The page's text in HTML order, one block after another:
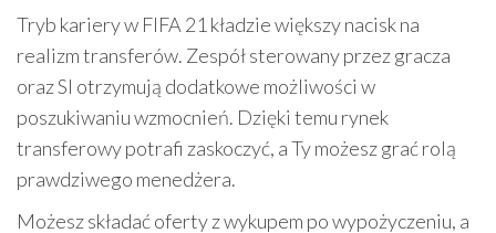
Tryb kariery w FIFA 21 kładzie większy nacisk na
realizm transferów. Zespół sterowany przez gracza
oraz SI otrzymują dodatkowe możliwości w
poszukiwaniu wzmocnień. Dzięki temu rynek
transferowy potrafi zaskoczyć, a Ty możesz grać rolą
prawdziwego menedżera.
Możesz składać oferty z wykupem po wypożyczeniu, a